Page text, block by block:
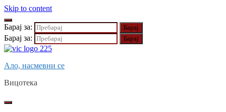
Skip to content
Барај за:
Барај за:
Ало, насмевни се
Вицотека